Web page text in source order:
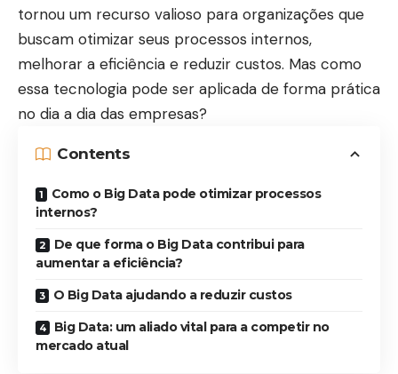
tornou um recurso valioso para organizações que
buscam otimizar seus processos internos,
melhorar a eficiência e reduzir custos. Mas como
essa tecnologia pode ser aplicada de forma prática
no dia a dia das empresas?
Contents
Como o Big Data pode otimizar processos
internos?
De que forma o Big Data contribui para
aumentar a eficiência?
O Big Data ajudando a reduzir custos
Big Data: um aliado vital para a competir no
mercado atual